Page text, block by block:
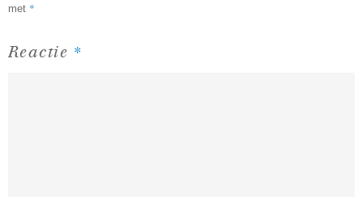
met *
Reactie *